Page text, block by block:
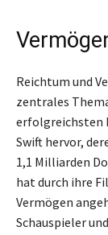
Reichtum und
zentrales
erfolgreichsten
Swift hervor,
1,1 Milliarden
hat durch ihre
Vermögen
Schauspieler